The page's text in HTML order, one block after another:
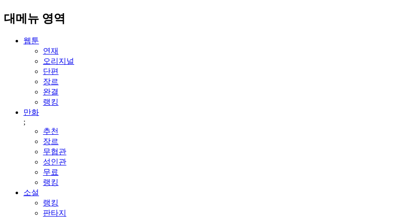
대메뉴 영역
웹툰
연재
오리지널
단편
장르
완결
랭킹
만화
;
추천
장르
무협관
성인관
무료
랭킹
소설
랭킹
판타지